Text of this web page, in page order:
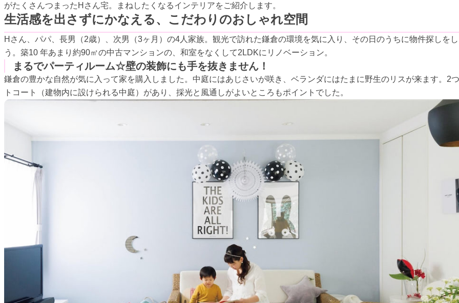
がたくさんつまったHさん宅。まねしたくなるインテリアをご紹介します。
生活感を出さずにかなえる、こだわりのおしゃれ空間
Hさん、パパ、長男（2歳）、次男（3ヶ月）の4人家族。観光で訪れた鎌倉の環境を気に入り、その日のうちに物件探しを
う。築10 年あまり約90㎡の中古マンションの、和室をなくして2LDKにリノベーション。
まるでパーティルーム☆壁の装飾にも手を抜きません！
鎌倉の豊かな自然が気に入って家を購入しました。中庭にはあじさいが咲き、ベランダにはたまに野生のリスが来ます。2
トコート（建物内に設けられる中庭）があり、採光と風通しがよいところもポイントでした。